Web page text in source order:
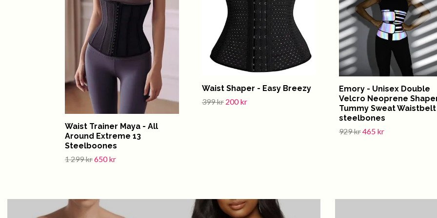
Waist Trainer Maya - All
Around Extreme 13
Steelboones
1 299 kr650 kr
Waist Shaper - Easy Breezy
399 kr 200 kr
Emory - Unisex Double
Velcro Neoprene
Tummy Sweat Waistbelt
steelbones
929 kr465 kr